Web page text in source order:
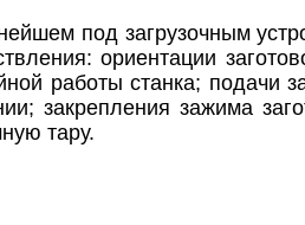
под загрузочным
ориентации
работы станка; подачи
закрепления зажима
тару.